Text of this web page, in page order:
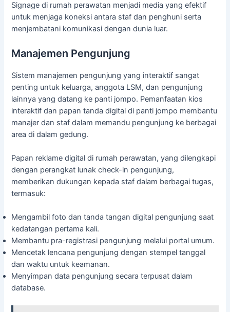
Signage di rumah perawatan menjadi media yang efektif
untuk menjaga koneksi antara staf dan penghuni serta
menjembatani komunikasi dengan dunia luar.
Manajemen Pengunjung
Sistem manajemen pengunjung yang interaktif sangat
penting untuk keluarga, anggota LSM, dan pengunjung
lainnya yang datang ke panti jompo. Pemanfaatan kios
interaktif dan papan tanda digital di panti jompo membantu
manajer dan staf dalam memandu pengunjung ke berbagai
area di dalam gedung.
Papan reklame digital di rumah perawatan, yang dilengkapi
dengan perangkat lunak check-in pengunjung,
memberikan dukungan kepada staf dalam berbagai tugas,
termasuk:
Mengambil foto dan tanda tangan digital pengunjung saat
kedatangan pertama kali.
Membantu pra-registrasi pengunjung melalui portal umum.
Mencetak lencana pengunjung dengan stempel tanggal
dan waktu untuk keamanan.
Menyimpan data pengunjung secara terpusat dalam
database.